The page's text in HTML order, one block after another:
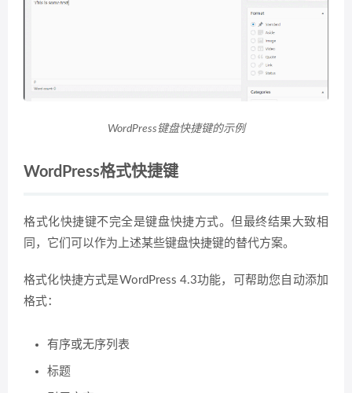
WordPress键盘快捷键的示例
WordPress格式快捷键
格式化快捷键不完全是键盘快捷方式。但最终结果大致相
同，它们可以作为上述某些键盘快捷键的替代方案。
格式化快捷方式是WordPress 4.3功能，可帮助您自动添加
格式：
有序或无序列表
标题